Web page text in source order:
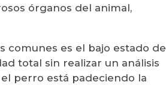
órganos del animal,
comunes es el bajo estado de
total sin realizar un análisis
perro está padeciendo la